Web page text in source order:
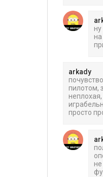
на
arkady
пилотом,
просто